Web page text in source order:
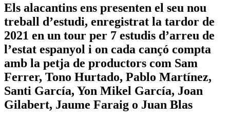
Els alacantins ens presenten el seu nou
treball d’estudi, enregistrat la tardor de
2021 en un tour per 7 estudis d’arreu de
l’estat espanyol i on cada cançó compta
amb la petja de productors com Sam
Ferrer, Tono Hurtado, Pablo Martínez,
Santi García, Yon Mikel García, Joan
Gilabert, Jaume Faraig o Juan Blas